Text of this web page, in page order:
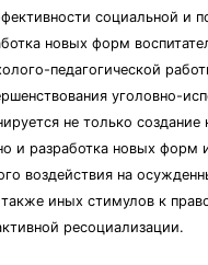
социальной и
новых форм
педагогической
уголовно-
не только
и разработка новых форм
воздействия на
иных стимулов к
ресоциализации.